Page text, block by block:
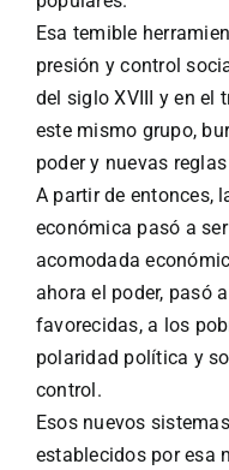
Esa temible
presión y control
del siglo XVIII y en el
este mismo grupo,
poder y nuevas
A partir de entonces,
económica pasó a
acomodada
ahora el poder, pasó
favorecidas, a los
polaridad política y
control.
Esos nuevos
establecidos por esa